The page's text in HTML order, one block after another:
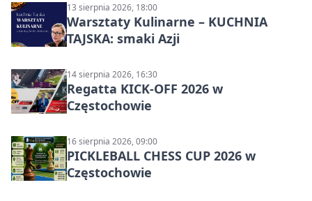
13 sierpnia 2026, 18:00
Warsztaty Kulinarne – KUCHNIA
TAJSKA: smaki Azji
14 sierpnia 2026, 16:30
Regatta KICK-OFF 2026 w
Częstochowie
16 sierpnia 2026, 09:00
PICKLEBALL CHESS CUP 2026 w
Częstochowie